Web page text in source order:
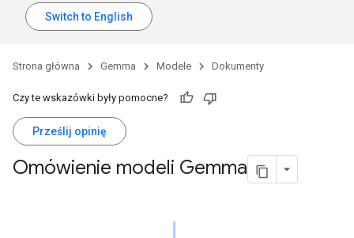
Strona główna Gemma Modele Dokumenty
Czy te wskazówki były pomocne?
Prześlij opinię
Omówienie modeli Gemma